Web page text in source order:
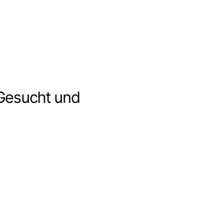
und